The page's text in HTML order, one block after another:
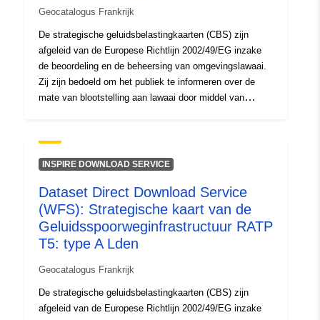
Geocatalogus Frankrijk
De strategische geluidsbelastingkaarten (CBS) zijn
afgeleid van de Europese Richtlijn 2002/49/EG inzake
de beoordeling en de beheersing van omgevingslawaai.
Zij zijn bedoeld om het publiek te informeren over de
mate van blootstelling aan lawaai door middel van
aan lawaai blootgestelde gebieden, genaamd „type A-
kaart”, in Lden (niveau overdag ’s avonds nacht, dag-
kaarten tonen de aan lawaai blootgestelde gebieden met
isofooncurves variërend van 55 dB (A) tot 75 dB (A) en
hoger met 5 dB(A). Het CBS voor grote
spoorweginfrastructuur, met een jaarlijks
verkeersvolume van meer dan 30.000 treinovergangen,
tegen de uiterste datum van de Val-d’Oise, is
goedgekeurd bij prefectuurbesluit van 5 december 2018.
Ze moeten om de vijf jaar opnieuw worden beoordeeld.
INSPIRE DOWNLOAD SERVICE
Dataset Direct Download Service
(WFS): Strategische kaart van de
Geluidsspoorweginfrastructuur RATP
T5: type A Lden
Geocatalogus Frankrijk
De strategische geluidsbelastingkaarten (CBS) zijn
afgeleid van de Europese Richtlijn 2002/49/EG inzake